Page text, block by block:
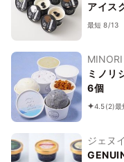
アイス
最短 8/13
ミノリ
6個
4.5(2)最
ジェヌ